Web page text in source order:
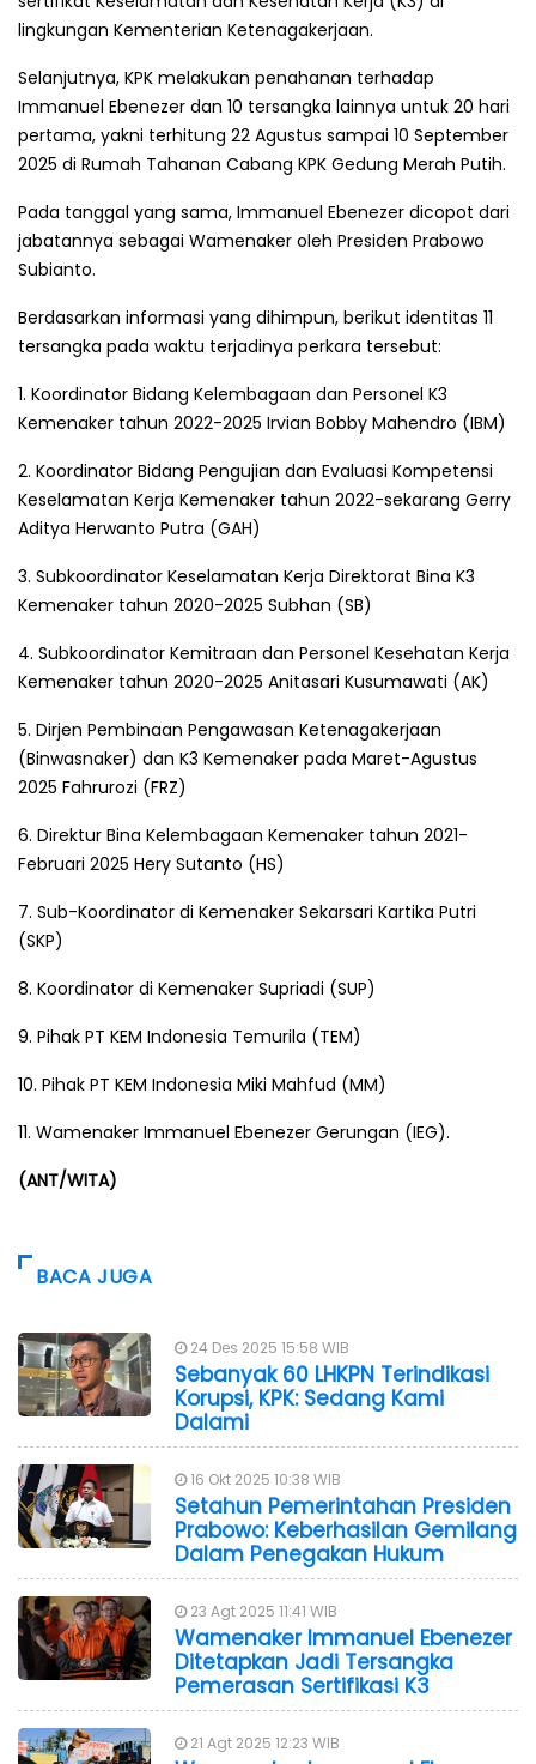
lingkungan Kementerian Ketenagakerjaan.
Selanjutnya, KPK melakukan penahanan terhadap
Immanuel Ebenezer dan 10 tersangka lainnya untuk 20 hari
pertama, yakni terhitung 22 Agustus sampai 10 September
2025 di Rumah Tahanan Cabang KPK Gedung Merah Putih.
Pada tanggal yang sama, Immanuel Ebenezer dicopot dari
jabatannya sebagai Wamenaker oleh Presiden Prabowo
Subianto.
Berdasarkan informasi yang dihimpun, berikut identitas 11
tersangka pada waktu terjadinya perkara tersebut:
1. Koordinator Bidang Kelembagaan dan Personel K3
Kemenaker tahun 2022-2025 Irvian Bobby Mahendro (IBM)
2. Koordinator Bidang Pengujian dan Evaluasi Kompetensi
Keselamatan Kerja Kemenaker tahun 2022-sekarang Gerry
Aditya Herwanto Putra (GAH)
3. Subkoordinator Keselamatan Kerja Direktorat Bina K3
Kemenaker tahun 2020-2025 Subhan (SB)
4. Subkoordinator Kemitraan dan Personel Kesehatan Kerja
Kemenaker tahun 2020-2025 Anitasari Kusumawati (AK)
5. Dirjen Pembinaan Pengawasan Ketenagakerjaan
(Binwasnaker) dan K3 Kemenaker pada Maret-Agustus
2025 Fahrurozi (FRZ)
6. Direktur Bina Kelembagaan Kemenaker tahun 2021-
Februari 2025 Hery Sutanto (HS)
7. Sub-Koordinator di Kemenaker Sekarsari Kartika Putri
(SKP)
8. Koordinator di Kemenaker Supriadi (SUP)
9. Pihak PT KEM Indonesia Temurila (TEM)
10. Pihak PT KEM Indonesia Miki Mahfud (MM)
11. Wamenaker Immanuel Ebenezer Gerungan (IEG).
(ANT/WITA)
BACA JUGA
24 Des 2025 15:58 WIB
Sebanyak 60 LHKPN Terindikasi
Korupsi, KPK: Sedang Kami
Dalami
16 Okt 2025 10:38 WIB
Setahun Pemerintahan Presiden
Prabowo: Keberhasilan Gemilang
Dalam Penegakan Hukum
23 Agt 2025 11:41 WIB
Wamenaker Immanuel Ebenezer
Ditetapkan Jadi Tersangka
Pemerasan Sertifikasi K3
21 Agt 2025 12:23 WIB